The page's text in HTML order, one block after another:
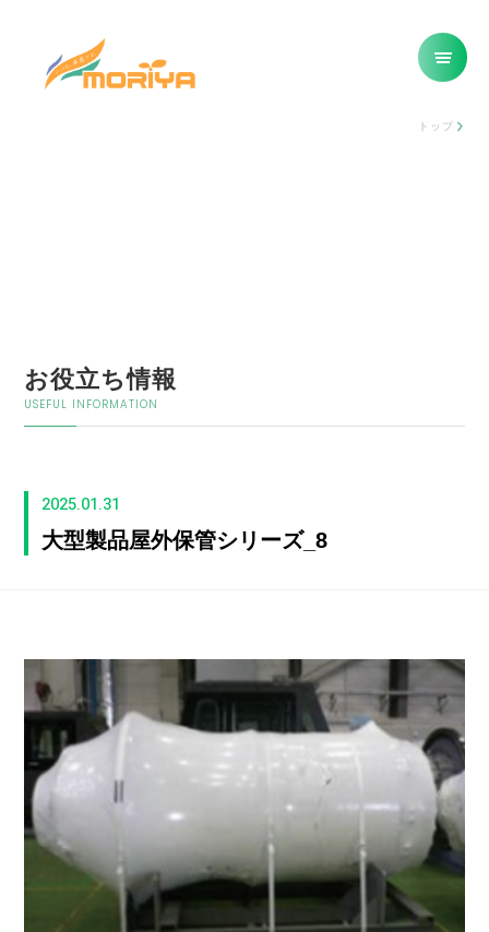
トップ
お役立ち情報
USEFUL INFORMATION
2025.01.31
大型製品屋外保管シリーズ_8